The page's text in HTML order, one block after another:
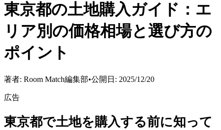
東京都の土地購入ガイド：エ
リア別の価格相場と選び方の
ポイント
著者: Room Match編集部•公開日: 2025/12/20
広告
東京都で土地を購入する前に知って